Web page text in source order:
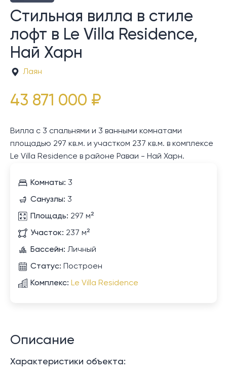
Стильная вилла в стиле
лофт в Le Villa Residence,
Най Харн
Лаян
43 871 000 ₽
Вилла с 3 спальнями и 3 ванными комнатами
площадью 297 кв.м. и участком 237 кв.м. в комплексе
Le Villa Residence в районе Раваи - Най Харн.
Комнаты: 3
Санузлы: 3
Площадь: 297 м²
Участок: 237 м²
Бассейн: Личный
Статус: Построен
Комплекс: Le Villa Residence
Описание
Характеристики объекта: